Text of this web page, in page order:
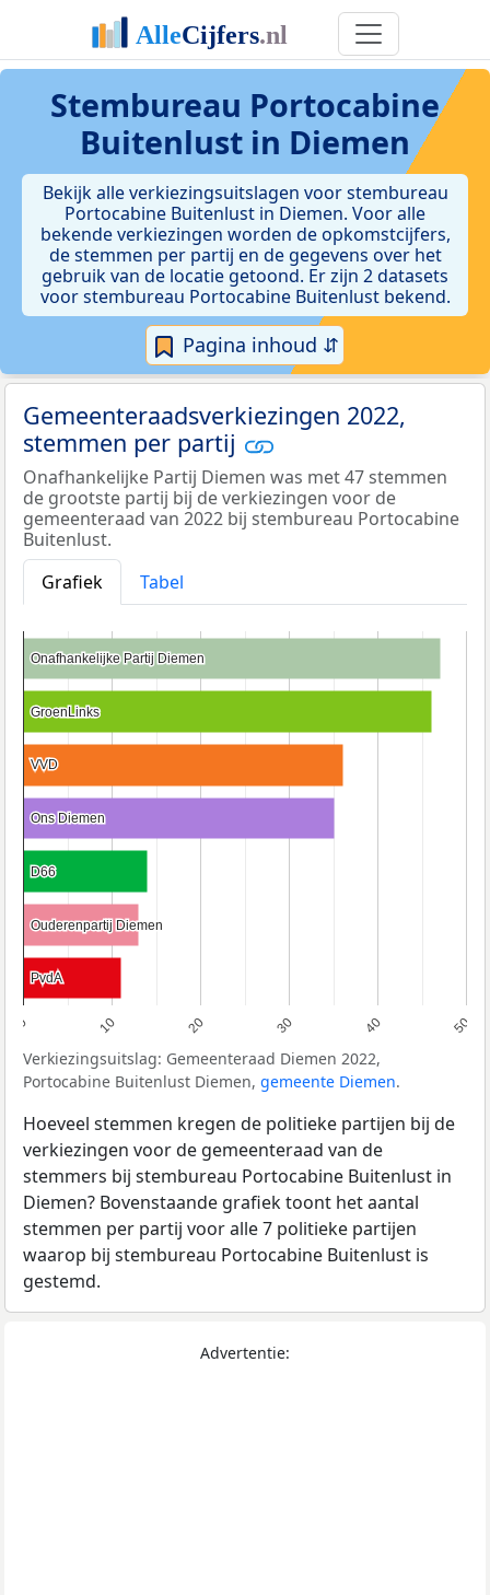
Stembureau Portocabine
Buitenlust in Diemen
Bekijk alle verkiezingsuitslagen voor stembureau
Portocabine Buitenlust in Diemen. Voor alle
bekende verkiezingen worden de opkomstcijfers,
de stemmen per partij en de gegevens over het
gebruik van de locatie getoond. Er zijn 2 datasets
voor stembureau Portocabine Buitenlust bekend.
Pagina inhoud ⇵
Gemeenteraadsverkiezingen 2022,
stemmen per partij
Onafhankelijke Partij Diemen was met 47 stemmen
de grootste partij bij de verkiezingen voor de
gemeenteraad van 2022 bij stembureau Portocabine
Buitenlust.
Grafiek
Tabel
0 10 20 30 40 50
Onafhankelijke Partij Diemen
Onafhankelijke Partij Diemen
GroenLinks
GroenLinks
VVD
VVD
Ons Diemen
Ons Diemen
D66
D66
Ouderenpartij Diemen
Ouderenpartij Diemen
PvdA
PvdA
Verkiezingsuitslag: Gemeenteraad Diemen 2022,
Portocabine Buitenlust Diemen, gemeente Diemen.
Hoeveel stemmen kregen de politieke partijen bij de
verkiezingen voor de gemeenteraad van de
stemmers bij stembureau Portocabine Buitenlust in
Diemen? Bovenstaande grafiek toont het aantal
stemmen per partij voor alle 7 politieke partijen
waarop bij stembureau Portocabine Buitenlust is
gestemd.
Advertentie: